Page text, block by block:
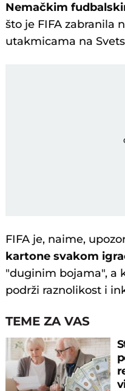
Nemačkim
što je FIFA zabranila
utakmicama na
FIFA je, naime,
kartone svakom
"duginim bojama", a
podrži raznolikost i
TEME ZA VAS